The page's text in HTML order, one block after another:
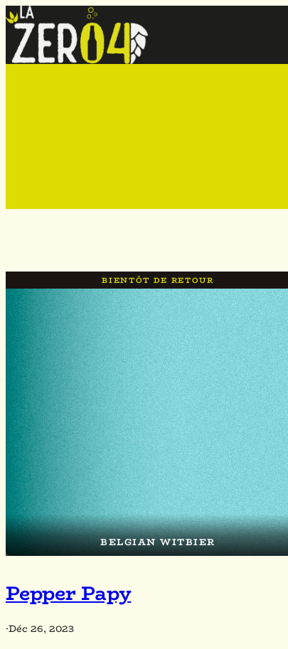
Aller
au
contenu
BIENTÔT DE RETOUR
Bientôt de retour
BELGIAN WITBIER
Pepper Papy
·Déc 26, 2023